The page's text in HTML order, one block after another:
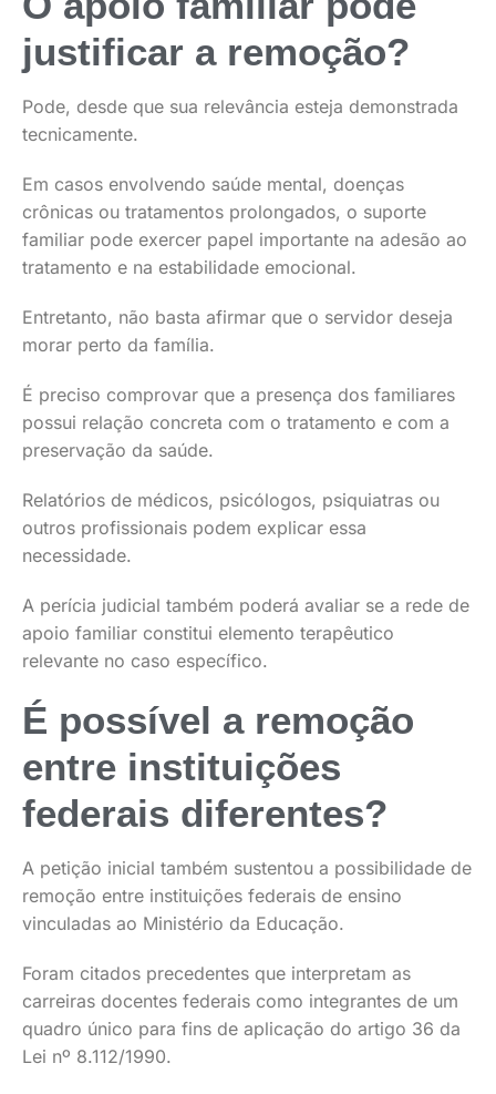
justificar a remoção?
Pode, desde que sua relevância esteja demonstrada
tecnicamente.
Em casos envolvendo saúde mental, doenças
crônicas ou tratamentos prolongados, o suporte
familiar pode exercer papel importante na adesão ao
tratamento e na estabilidade emocional.
Entretanto, não basta afirmar que o servidor deseja
morar perto da família.
É preciso comprovar que a presença dos familiares
possui relação concreta com o tratamento e com a
preservação da saúde.
Relatórios de médicos, psicólogos, psiquiatras ou
outros profissionais podem explicar essa
necessidade.
A perícia judicial também poderá avaliar se a rede de
apoio familiar constitui elemento terapêutico
relevante no caso específico.
É possível a remoção
entre instituições
federais diferentes?
A petição inicial também sustentou a possibilidade de
remoção entre instituições federais de ensino
vinculadas ao Ministério da Educação.
Foram citados precedentes que interpretam as
carreiras docentes federais como integrantes de um
quadro único para fins de aplicação do artigo 36 da
Lei nº 8.112/1990.